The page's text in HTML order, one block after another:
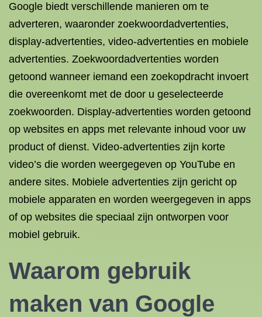
Google biedt verschillende manieren om te
adverteren, waaronder zoekwoordadvertenties,
display-advertenties, video-advertenties en mobiele
advertenties. Zoekwoordadvertenties worden
getoond wanneer iemand een zoekopdracht invoert
die overeenkomt met de door u geselecteerde
zoekwoorden. Display-advertenties worden getoond
op websites en apps met relevante inhoud voor uw
product of dienst. Video-advertenties zijn korte
video’s die worden weergegeven op YouTube en
andere sites. Mobiele advertenties zijn gericht op
mobiele apparaten en worden weergegeven in apps
of op websites die speciaal zijn ontworpen voor
mobiel gebruik.
Waarom gebruik
maken van Google